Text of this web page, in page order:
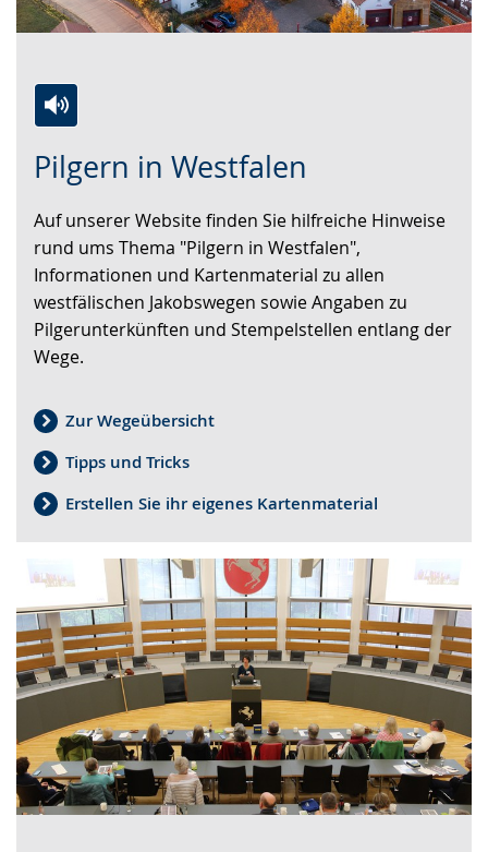
Pilgern in Westfalen
Leichten
Sprache
wechseln.
Audio-
Unterstützung.
Video
Deutscher
Gebärdensprache
wird
angezeigt.
Auf unserer Website finden Sie hilfreiche Hinweise
rund ums Thema "Pilgern in Westfalen",
Informationen und Kartenmaterial zu allen
westfälischen Jakobswegen sowie Angaben zu
Pilgerunterkünften und Stempelstellen entlang der
Wege.
Zur Wegeübersicht
Tipps und Tricks
Erstellen Sie ihr eigenes Kartenmaterial